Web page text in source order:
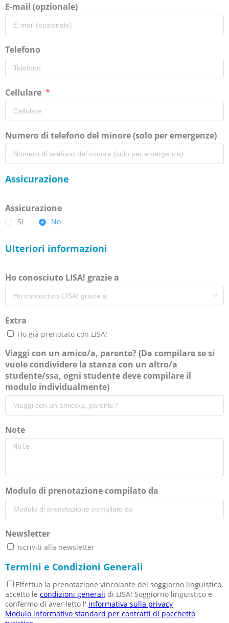
E-mail (opzionale)
Telefono
Cellulare
Numero di telefono del minore (solo per emergenze)
Assicurazione
Assicurazione
Si No
Ulteriori informazioni
Ho conosciuto LISA! grazie a
Extra
Ho già prenotato con LISA!
Viaggi con un amico/a, parente? (Da compilare se si
vuole condividere la stanza con un altro/a
studente/ssa, ogni studente deve compilare il
modulo individualmente)
Note
Modulo di prenotazione compilato da
Newsletter
Iscriviti alla newsletter
Termini e Condizioni Generali
Effettuo la prenotazione vincolante del soggiorno linguistico,
accetto le condizioni generali di LISA! Soggiorno linguistico e
confermo di aver letto l' informativa sulla privacy
Modulo informativo standard per contratti di pacchetto